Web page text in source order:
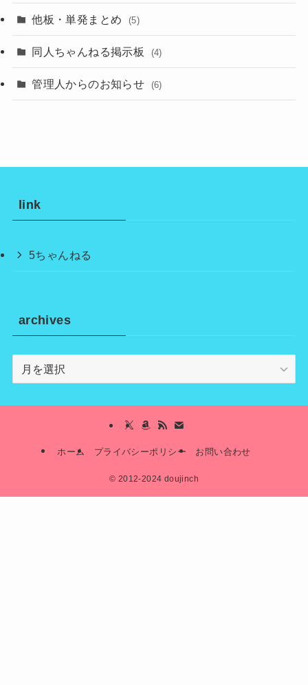
他板・単発まとめ (5)
同人ちゃんねる掲示板 (4)
管理人からのお知らせ (6)
link
5ちゃんねる
archives
archives
ホーム プライバシーポリシー お問い合わせ
© 2012-2024 doujinch